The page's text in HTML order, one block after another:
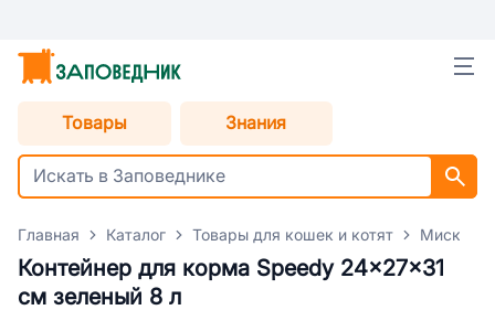
Товары Знания
Главная Каталог Товары для кошек и котят Миски
Контейнер для корма Speedy 24x27x31
см зеленый 8 л